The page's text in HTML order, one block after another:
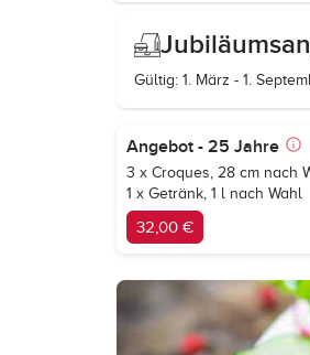
Gültig: 1. März - 1.
Angebot - 25 Jahre
3 x Croques, 28 cm nach
1 x Getränk, 1 l nach Wahl
32,00 €